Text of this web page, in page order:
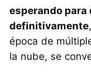
esperando para
definitivamente
época de
la nube, se